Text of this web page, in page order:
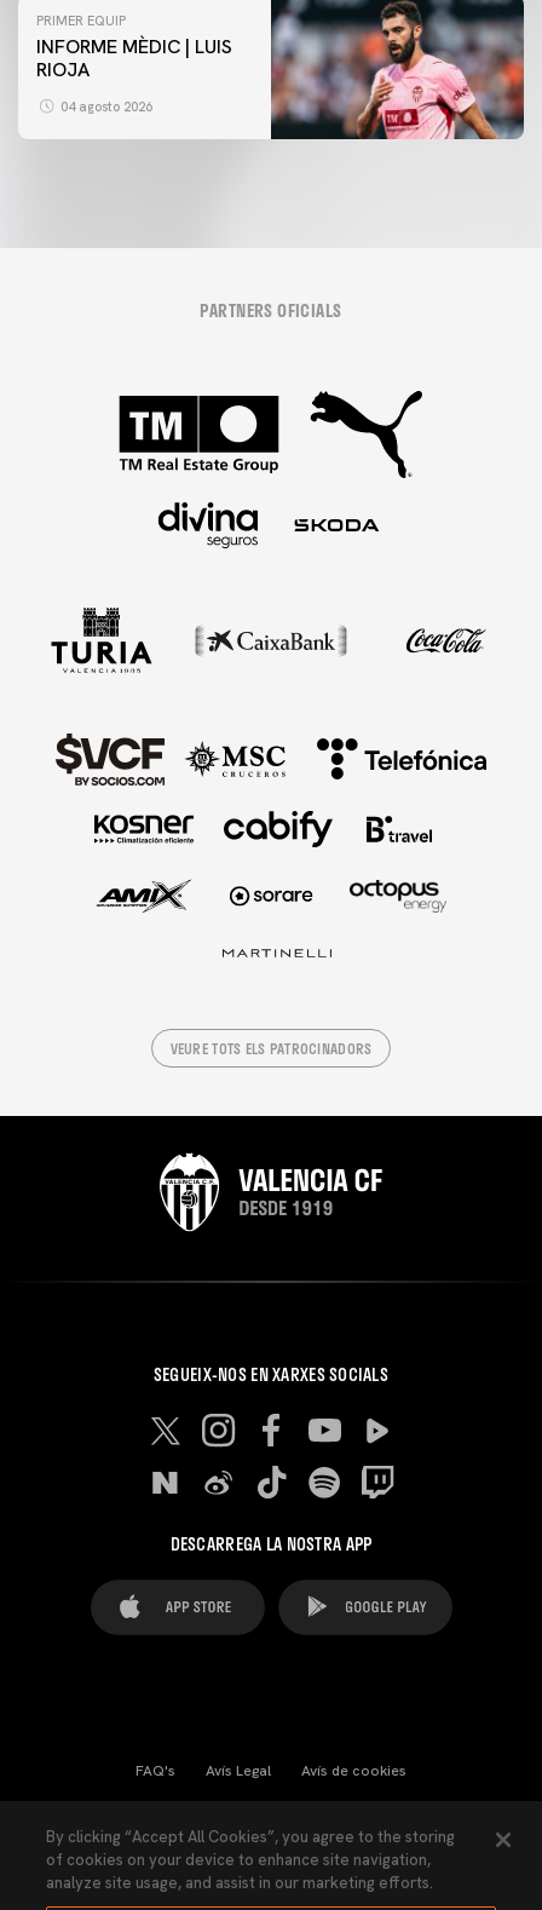
PRIMER EQUIP
INFORME MÈDIC | LUIS
RIOJA
04 agosto 2026
PARTNERS OFICIALS
VEURE TOTS ELS PATROCINADORS
SEGUEIX-NOS EN XARXES SOCIALS
DESCARREGA LA NOSTRA APP
FAQ's Avís Legal Avís de cookies
Llei de Transparència Política de Privacitat
By clicking “Accept All Cookies”, you agree to the storing
of cookies on your device to enhance site navigation,
analyze site usage, and assist in our marketing efforts.